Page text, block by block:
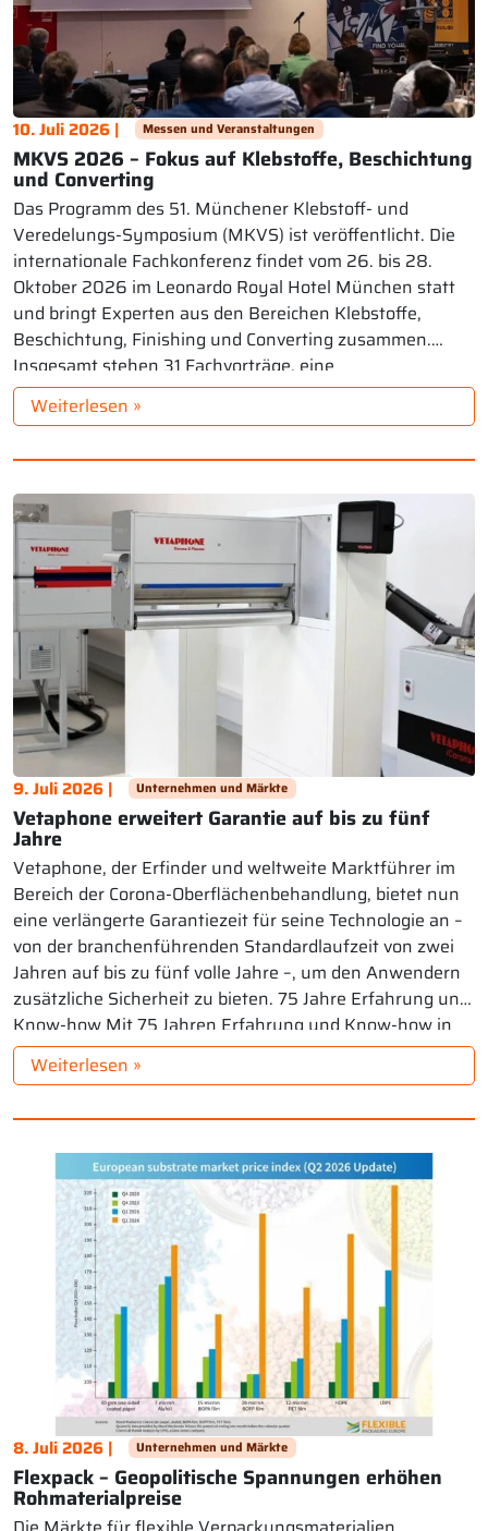
10. Juli 2026 | Messen und Veranstaltungen
MKVS 2026 – Fokus auf Klebstoffe, Beschichtung
und Converting
Das Programm des 51. Münchener Klebstoff- und
Veredelungs-Symposium (MKVS) ist veröffentlicht. Die
internationale Fachkonferenz findet vom 26. bis 28.
Oktober 2026 im Leonardo Royal Hotel München statt
und bringt Experten aus den Bereichen Klebstoffe,
Beschichtung, Finishing und Converting zusammen.
Insgesamt stehen 31 Fachvorträge, eine
Posterausstellung sowie eine begleitende Tabletop-
Ausstellung mit neun Unternehmen auf dem Programm.
Weiterlesen »
9. Juli 2026 | Unternehmen und Märkte
Vetaphone erweitert Garantie auf bis zu fünf
Jahre
Vetaphone, der Erfinder und weltweite Marktführer im
Bereich der Corona-Oberflächenbehandlung, bietet nun
eine verlängerte Garantiezeit für seine Technologie an –
von der branchenführenden Standardlaufzeit von zwei
Jahren auf bis zu fünf volle Jahre –, um den Anwendern
zusätzliche Sicherheit zu bieten. 75 Jahre Erfahrung und
Know-how Mit 75 Jahren Erfahrung und Know-how in
der Oberflächenbehandlung […]
Weiterlesen »
8. Juli 2026 | Unternehmen und Märkte
Flexpack – Geopolitische Spannungen erhöhen
Rohmaterialpreise